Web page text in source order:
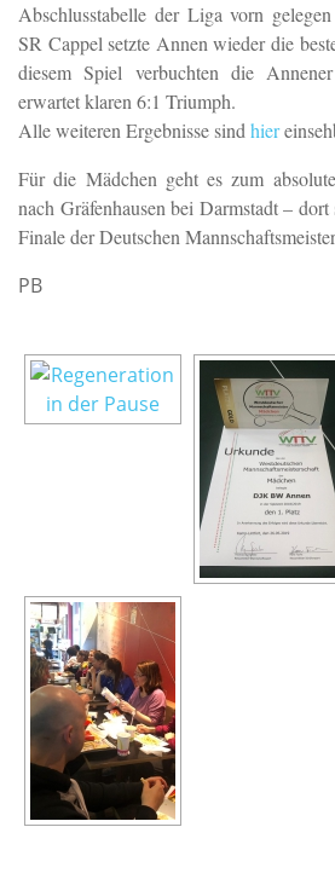
Abschlusstabelle der Liga vorn
SR Cappel setzte Annen wieder die
diesem Spiel verbuchten die
erwartet klaren 6:1 Triumph.
Alle weiteren Ergebnisse sind hier
Für die Mädchen geht es zum
nach Gräfenhausen bei Darmstadt –
Finale der Deutschen
PB